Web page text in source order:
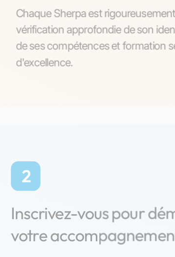
Chaque Sherpa est
vérification approfondie de son
de ses compétences et formation
d'excellence.
2
Inscrivez-vous pour
votre